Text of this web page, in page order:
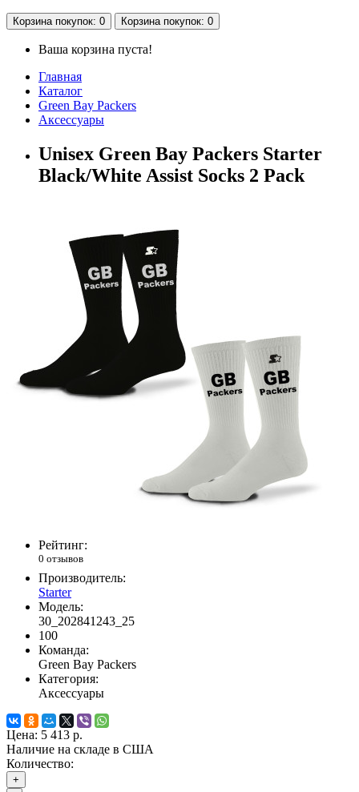
Корзина покупок: 0 Корзина покупок: 0
Ваша корзина пуста!
Главная
Каталог
Green Bay Packers
Аксессуары
Unisex Green Bay Packers Starter
Black/White Assist Socks 2 Pack
Рейтинг:
0 отзывов
Производитель:
Starter
Модель:
30_202841243_25
100
Команда:
Green Bay Packers
Категория:
Аксессуары
Цена: 5 413 р.
Наличие на складе в США
Количество:
+